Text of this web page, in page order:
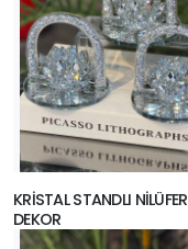
KRİSTAL STANDLI NİLÜFER
DEKOR